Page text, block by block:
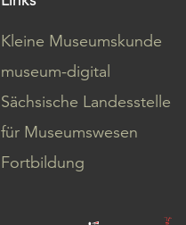
Kleine Museumskunde
museum-digital
Sächsische Landesstelle
für Museumswesen
Fortbildung